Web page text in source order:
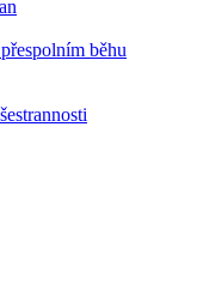
běhu